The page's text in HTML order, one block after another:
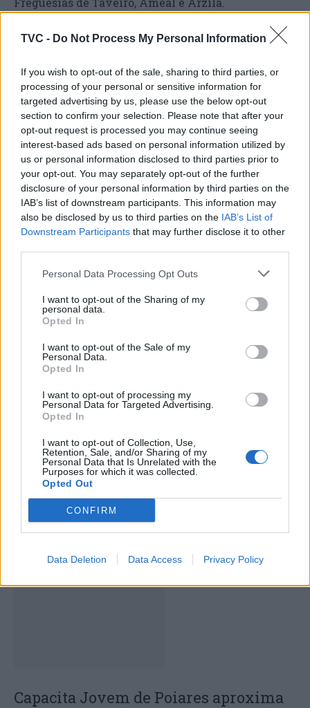
TVC - Do Not Process My Personal Information
If you wish to opt-out of the sale, sharing to third parties, or
processing of your personal or sensitive information for
targeted advertising by us, please use the below opt-out
section to confirm your selection. Please note that after your
opt-out request is processed you may continue seeing
interest-based ads based on personal information utilized by
us or personal information disclosed to third parties prior to
your opt-out. You may separately opt-out of the further
disclosure of your personal information by third parties on the
IAB’s list of downstream participants. This information may
also be disclosed by us to third parties on the IAB’s List of
Downstream Participants that may further disclose it to other
Personal Data Processing Opt Outs
I want to opt-out of the Sharing of my
personal data.
Opted In
I want to opt-out of the Sale of my
Personal Data.
Opted In
I want to opt-out of processing my
Personal Data for Targeted Advertising.
Opted In
I want to opt-out of Collection, Use,
Retention, Sale, and/or Sharing of my
Personal Data that Is Unrelated with the
Purposes for which it was collected.
Opted Out
CONFIRM
Data Deletion Data Access Privacy Policy
Na ocasião, são homenageados os fundadores que
José Manuel Girão e Isabel Albuquerque e António
Carvalho.
Artigo anterior
Homem de 91 anos morre
atropelado no IC2 em
Próximo artigo
Morreu Artur Jorge: tinha
78 anos
ARTIGOS RELACIONADOSMAIS DO AUTOR
Deputados do PSD saúdam Banda
Sinfónica da ARMAB pelo 1º lugar no
Capacita Jovem de Poiares aproxima